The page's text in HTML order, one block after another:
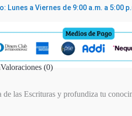
Lunes a Viernes de 9:00 a.m. a 5:00
Valoraciones (0)
de las Escrituras y profundiza tu